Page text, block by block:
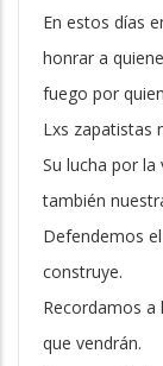
En estos días
honrar a
fuego por
Lxs zapatistas
Su lucha por la
también
Defendemos
construye.
Recordamos a
que vendrán.